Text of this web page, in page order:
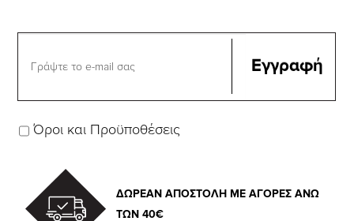
Όροι και Προϋποθέσεις
ΔΩΡΕΑΝ ΑΠΟΣΤΟΛΗ ΜΕ ΑΓΟΡΕΣ ΑΝΩ
ΤΩΝ 40€